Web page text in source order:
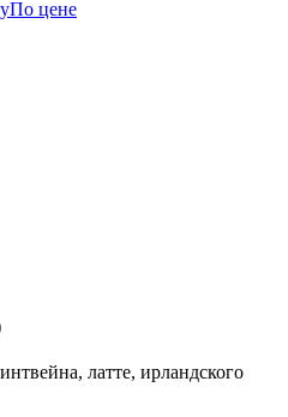
По цене
латте, ирландского